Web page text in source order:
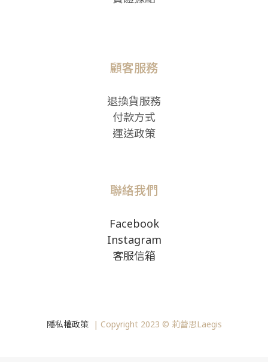
顧客服務
退換貨服務
付款方式
運送政策
聯絡我們
Facebook
Instagram
客服信箱
隱私權政策 | Copyright 2023 © 莉蕾思Laegis